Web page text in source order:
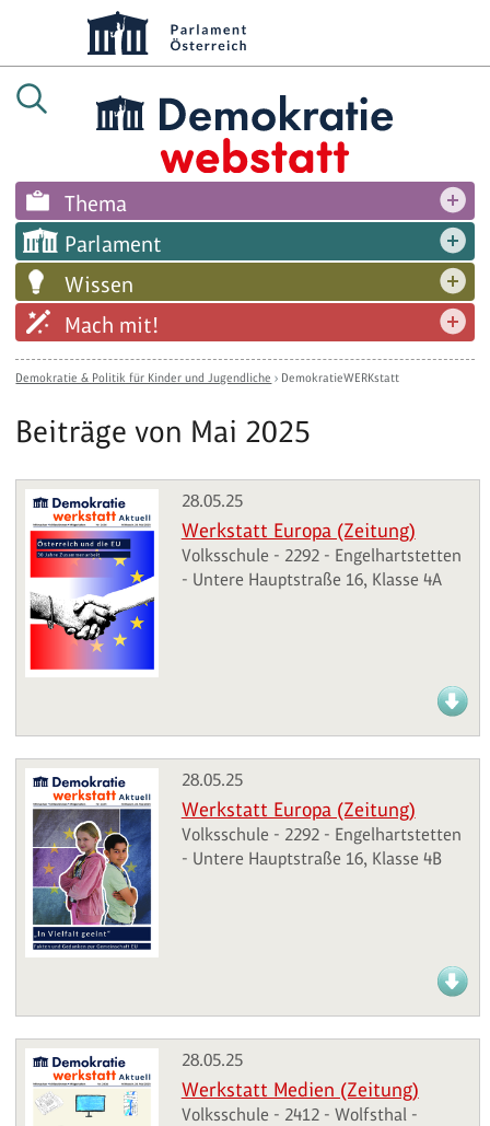
Thema
Parlament
Wissen
Mach mit!
Demokratie & Politik für Kinder und Jugendliche › DemokratieWERKstatt
Beiträge von Mai 2025
28.05.25
Werkstatt Europa (Zeitung)
Volksschule - 2292 - Engelhartstetten
- Untere Hauptstraße 16, Klasse 4A
28.05.25
Werkstatt Europa (Zeitung)
Volksschule - 2292 - Engelhartstetten
- Untere Hauptstraße 16, Klasse 4B
28.05.25
Werkstatt Medien (Zeitung)
Volksschule - 2412 - Wolfsthal -